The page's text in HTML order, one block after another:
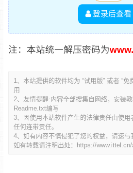
登录后查看
注：本站统一解压密码为
1、本站提供的软件均为 “试用版” 或者 “
用
2、友情提醒:内容全部搜集自网络，安装
Readme.txt编写
3、因使用本站软件产生的法律责任由使
任何连带责任。
4、如有内容不慎侵犯了您的权益，请速与
如有转载请注明出处：
https://